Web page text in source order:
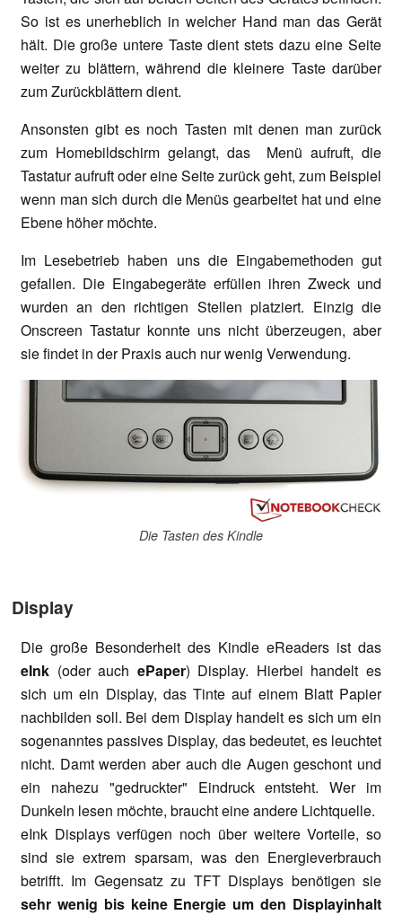
So ist es unerheblich in welcher Hand man das Gerät
hält. Die große untere Taste dient stets dazu eine Seite
weiter zu blättern, während die kleinere Taste darüber
zum Zurückblättern dient.
Ansonsten gibt es noch Tasten mit denen man zurück
zum Homebildschirm gelangt, das Menü aufruft, die
Tastatur aufruft oder eine Seite zurück geht, zum Beispiel
wenn man sich durch die Menüs gearbeitet hat und eine
Ebene höher möchte.
Im Lesebetrieb haben uns die Eingabemethoden gut
gefallen. Die Eingabegeräte erfüllen ihren Zweck und
wurden an den richtigen Stellen platziert. Einzig die
Onscreen Tastatur konnte uns nicht überzeugen, aber
sie findet in der Praxis auch nur wenig Verwendung.
Die Tasten des Kindle
Display
Die große Besonderheit des Kindle eReaders ist das
eInk (oder auch ePaper) Display. Hierbei handelt es
sich um ein Display, das Tinte auf einem Blatt Papier
nachbilden soll. Bei dem Display handelt es sich um ein
sogenanntes passives Display, das bedeutet, es leuchtet
nicht. Damt werden aber auch die Augen geschont und
ein nahezu "gedruckter" Eindruck entsteht. Wer im
Dunkeln lesen möchte, braucht eine andere Lichtquelle.
eInk Displays verfügen noch über weitere Vorteile, so
sind sie extrem sparsam, was den Energieverbrauch
betrifft. Im Gegensatz zu TFT Displays benötigen sie
sehr wenig bis keine Energie um den Displayinhalt